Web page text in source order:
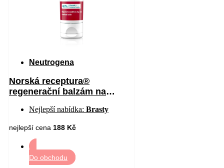
Neutrogena
Norská receptura®
regenerační balzám na
Nejlepší nabídka: Brasty
nejlepší cena 188 Kč
Do obchodu